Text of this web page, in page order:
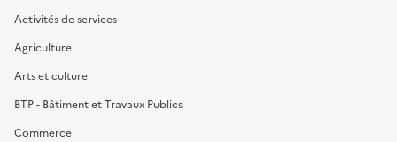
Activités de services
Agriculture
Arts et culture
BTP - Bâtiment et Travaux Publics
Commerce